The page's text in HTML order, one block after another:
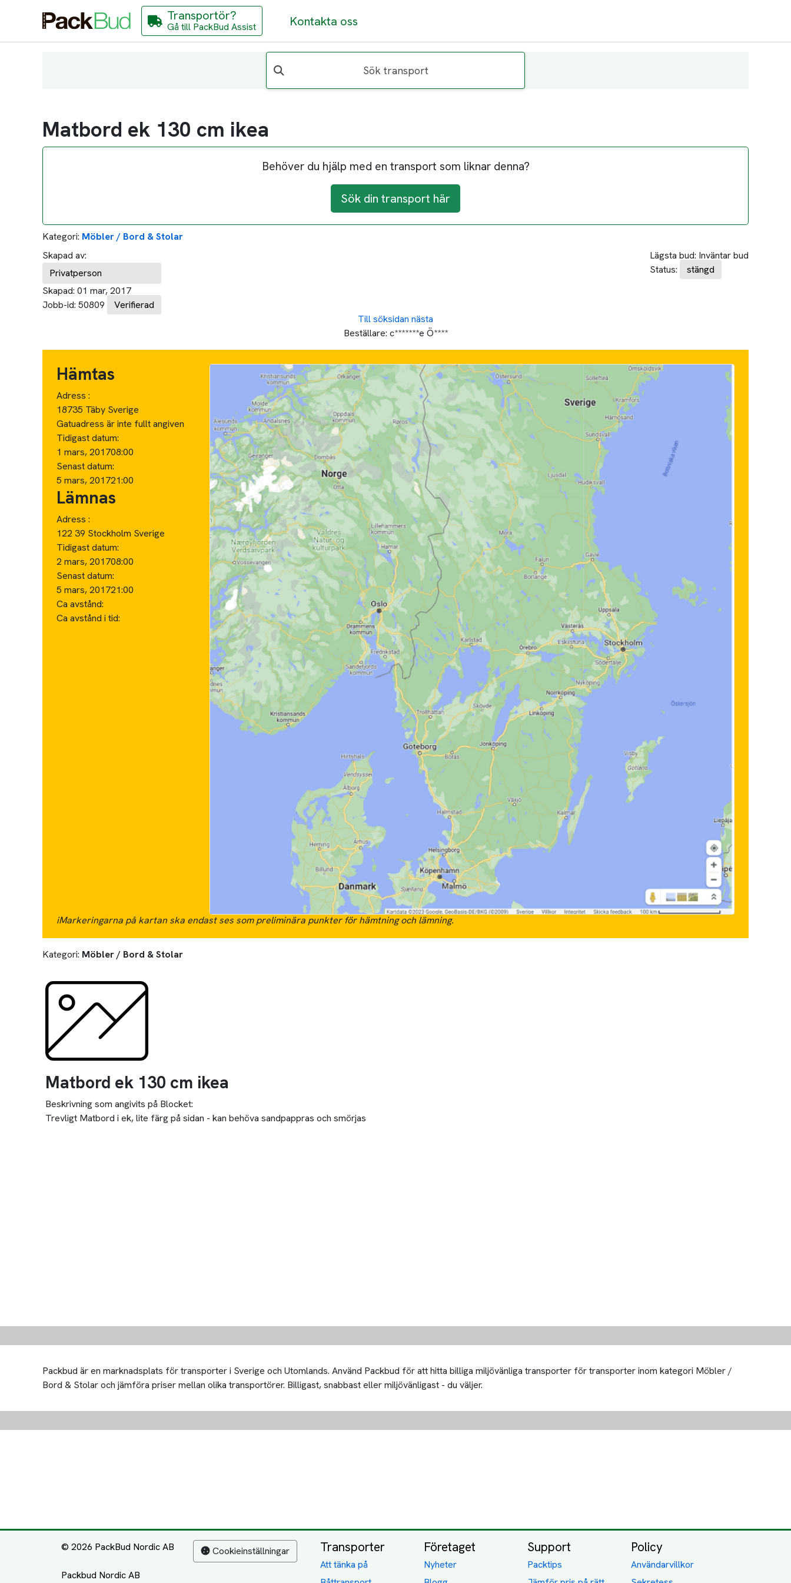
Transportör?
Gå till PackBud Assist Kontakta oss
Sök transport
Matbord ek 130 cm ikea
Behöver du hjälp med en transport som liknar denna?
Sök din transport här
Kategori: Möbler / Bord & Stolar
Skapad av:
Privatperson
Skapad: 01 mar, 2017
Jobb-id: 50809 Verifierad
Lägsta bud: Inväntar bud
Status:
stängd
Till söksidan nästa
Beställare: c*******e Ö****
Hämtas
Adress :
18735 Täby Sverige
Gatuadress är inte fullt angiven
Tidigast datum:
1 mars, 201708:00
Senast datum:
5 mars, 201721:00
Lämnas
Adress :
122 39 Stockholm Sverige
Tidigast datum:
2 mars, 201708:00
Senast datum:
5 mars, 201721:00
Ca avstånd:
Ca avstånd i tid:
iMarkeringarna på kartan ska endast ses som preliminära punkter för hämtning och lämning.
Kategori: Möbler / Bord & Stolar
Matbord ek 130 cm ikea
Beskrivning som angivits på Blocket:
Trevligt Matbord i ek, lite färg på sidan - kan behöva sandpappras och smörjas
Packbud är en marknadsplats för transporter i Sverige och Utomlands. Använd Packbud för att hitta billiga miljövänliga transporter för transporter inom kategori Möbler /
Bord & Stolar och jämföra priser mellan olika transportörer. Billigast, snabbast eller miljövänligast - du väljer.
© 2026 PackBud Nordic AB
Packbud Nordic AB
Cookieinställningar Transporter
Att tänka på
Företaget
Nyheter
Support
Packtips
Policy
Användarvillkor